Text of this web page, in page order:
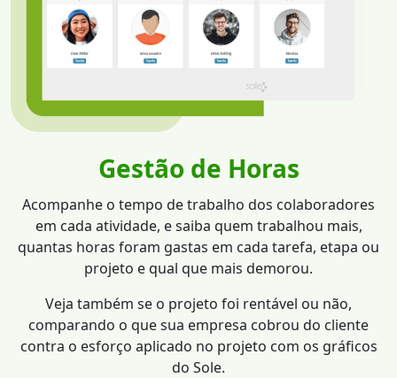
Gestão de Horas
Acompanhe o tempo de trabalho dos colaboradores
em cada atividade, e saiba quem trabalhou mais,
quantas horas foram gastas em cada tarefa, etapa ou
projeto e qual que mais demorou.
Veja também se o projeto foi rentável ou não,
comparando o que sua empresa cobrou do cliente
contra o esforço aplicado no projeto com os gráficos
do Sole.